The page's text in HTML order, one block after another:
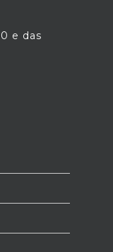
e das